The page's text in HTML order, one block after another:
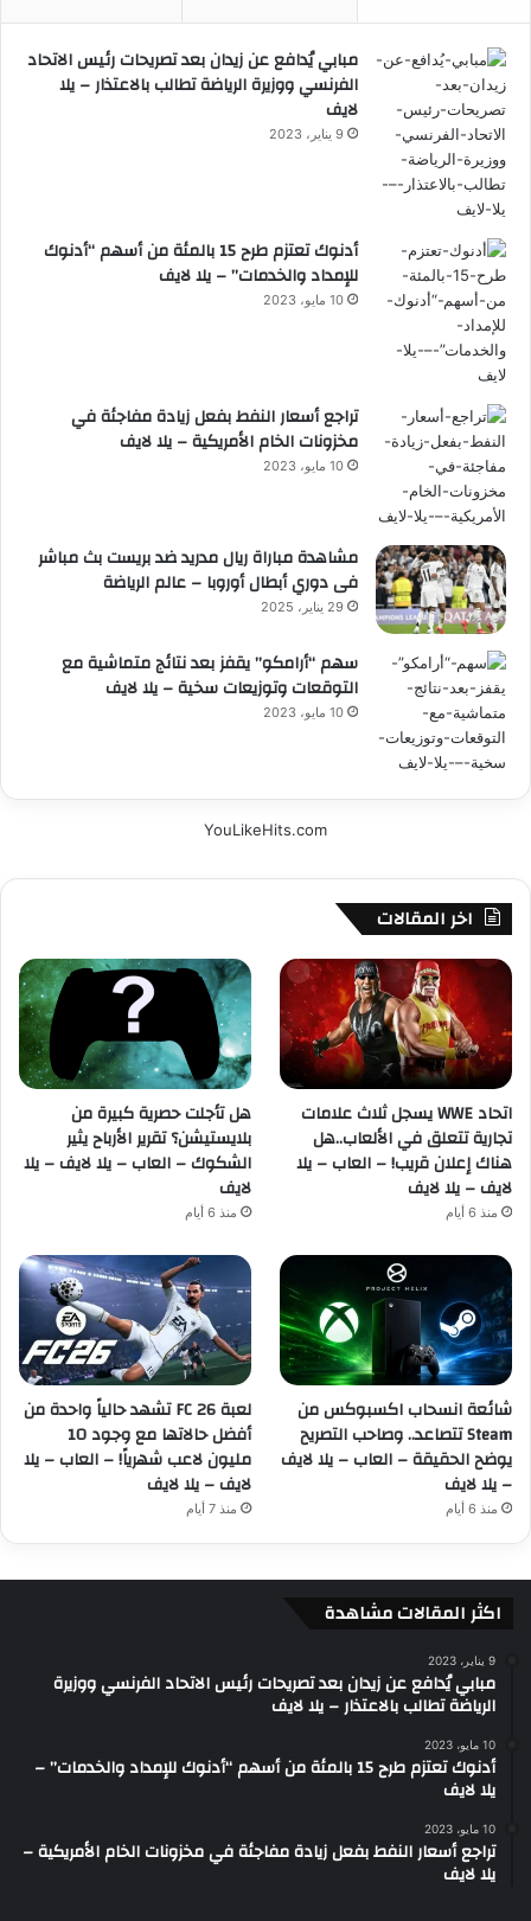
مبابي يُدافع عن زيدان بعد تصريحات رئيس الاتحاد
الفرنسي ووزيرة الرياضة تطالب بالاعتذار – يلا
لايف
9 يناير، 2023
أدنوك تعتزم طرح 15 بالمئة من أسهم “أدنوك
للإمداد والخدمات” – يلا لايف
10 مايو، 2023
تراجع أسعار النفط بفعل زيادة مفاجئة في
مخزونات الخام الأمريكية – يلا لايف
10 مايو، 2023
مشاهدة مباراة ريال مدريد ضد بريست بث مباشر
فى دوري أبطال أوروبا – عالم الرياضة
29 يناير، 2025
سهم “أرامكو” يقفز بعد نتائج متماشية مع
التوقعات وتوزيعات سخية – يلا لايف
10 مايو، 2023
YouLikeHits.com
اخر المقالات
اتحاد WWE يسجل ثلاث علامات
تجارية تتعلق في الألعاب..هل
هناك إعلان قريب! – العاب – يلا
لايف – يلا لايف
منذ 6 أيام
هل تأجلت حصرية كبيرة من
بلايستيشن؟ تقرير الأرباح يثير
الشكوك – العاب – يلا لايف – يلا
لايف
منذ 6 أيام
شائعة انسحاب اكسبوكس من
Steam تتصاعد.. وصاحب التصريح
يوضح الحقيقة – العاب – يلا لايف
– يلا لايف
منذ 6 أيام
لعبة FC 26 تشهد حالياً واحدة من
أفضل حالاتها مع وجود 10
مليون لاعب شهرياً! – العاب – يلا
لايف – يلا لايف
منذ 7 أيام
اكثر المقالات مشاهدة
9 يناير، 2023
مبابي يُدافع عن زيدان بعد تصريحات رئيس الاتحاد الفرنسي ووزيرة
الرياضة تطالب بالاعتذار – يلا لايف
10 مايو، 2023
أدنوك تعتزم طرح 15 بالمئة من أسهم “أدنوك للإمداد والخدمات” –
يلا لايف
10 مايو، 2023
تراجع أسعار النفط بفعل زيادة مفاجئة في مخزونات الخام الأمريكية –
يلا لايف